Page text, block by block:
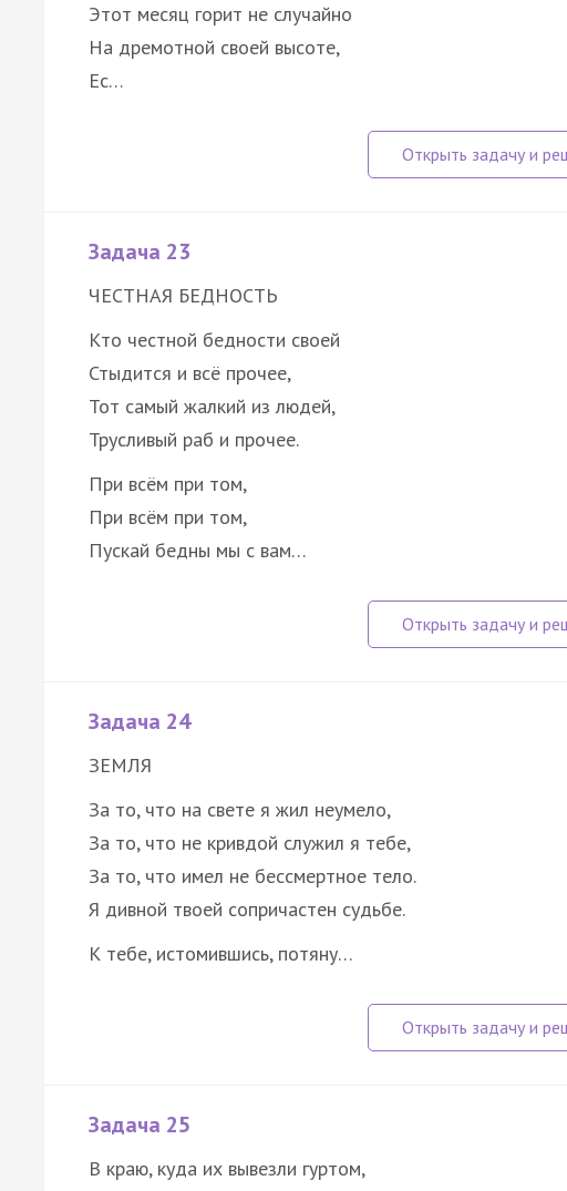
Этот месяц горит не случайно
На дремотной своей высоте,
Ес…
Задача 23
ЧЕСТНАЯ БЕДНОСТЬ
Кто честной бедности своей
Стыдится и всё прочее,
Тот самый жалкий из людей,
Трусливый раб и прочее.
При всём при том,
При всём при том,
Пускай бедны мы с вам…
Задача 24
ЗЕМЛЯ
За то, что на свете я жил неумело,
За то, что не кривдой служил я тебе,
За то, что имел не бессмертное тело.
Я дивной твоей сопричастен судьбе.
К тебе, истомившись, потяну…
Задача 25
В краю, куда их вывезли гуртом,